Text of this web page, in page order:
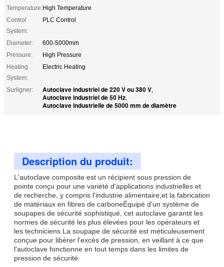
Temperature:High Temperature
Control
System:
PLC Control
Diameter:
600-5000mm
Pressure:
High Pressure
Heating
System:
Electric Heating
Surligner: Autoclave industriel de 220 V ou 380 V,
Autoclave industriel de 50 Hz,
Autoclave industrielle de 5000 mm de diamètre
Description du produit:
L'autoclave composite est un récipient sous pression de
pointe conçu pour une variété d'applications industrielles et
de recherche, y compris l'industrie alimentaire,et la fabrication
de matériaux en fibres de carboneÉquipé d'un système de
soupapes de sécurité sophistiqué, cet autoclave garantit les
normes de sécurité les plus élevées pour les opérateurs et
les techniciens.La soupape de sécurité est méticuleusement
conçue pour libérer l'excès de pression, en veillant à ce que
l'autoclave fonctionne en tout temps dans les limites de
pression de sécurité.